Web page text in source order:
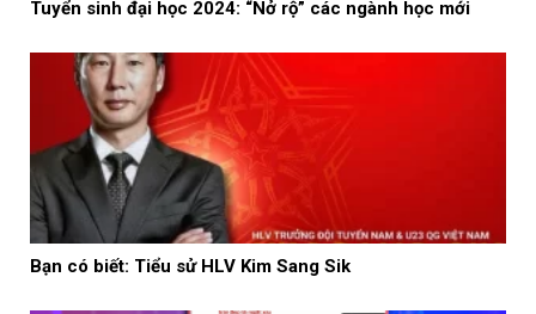
Tuyển sinh đại học 2024: “Nở rộ” các ngành học mới
Bạn có biết: Tiểu sử HLV Kim Sang Sik